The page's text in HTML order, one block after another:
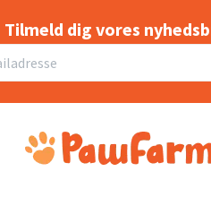
Tilmeld dig vores